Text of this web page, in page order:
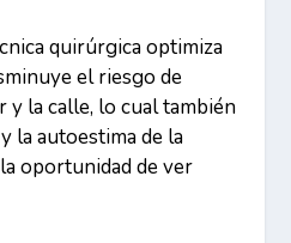
quirúrgica optimiza
el riesgo de
y la calle, lo cual también
la autoestima de la
oportunidad de ver